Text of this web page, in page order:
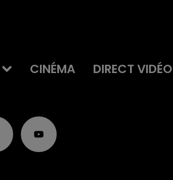
CINÉMA DIRECT VIDÉO